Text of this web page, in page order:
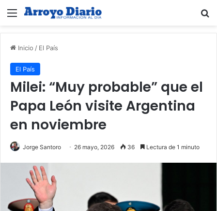
Menú
Inicio / El País
El País
Milei: “Muy probable” que el
Papa León visite Argentina
en noviembre
Jorge Santoro 26 mayo, 2026 36 Lectura de 1 minuto